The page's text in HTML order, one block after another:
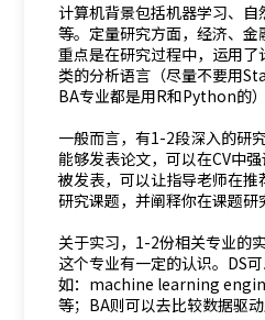
计算机背景包括机器学习、
等。定量研究方面，经济、金
重点是在研究过程中，运用
类的分析语言（尽量不要用
BA专业都是用R和Python的）
一般而言，有1-2段深入的研
能够发表论文，可以在CV中
被发表，可以让指导老师在
研究课题，并阐释你在课题研
关于实习，1-2份相关专业的
这个专业有一定的认识。DS
如：machine learning
等；BA则可以去比较数据驱